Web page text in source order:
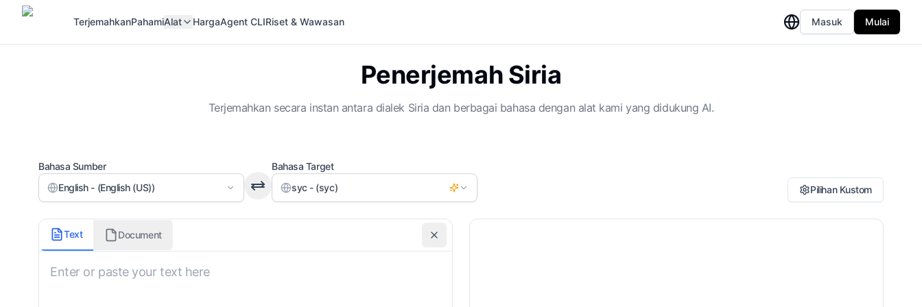
TerjemahkanPahamiAlat HargaAgent CLIRiset & Wawasan Masuk Mulai
Penerjemah Siria
Terjemahkan secara instan antara dialek Siria dan berbagai bahasa dengan alat kami yang didukung AI.
Bahasa Sumber
English - (English (US))
Bahasa Target
syc - (syc)
Pilihan Kustom
Dialek
Suryani Klasik
Sertakan Tanda Vokal
Text Document